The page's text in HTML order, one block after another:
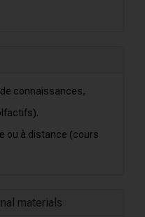
connaissances,
ou à distance (cours
materials